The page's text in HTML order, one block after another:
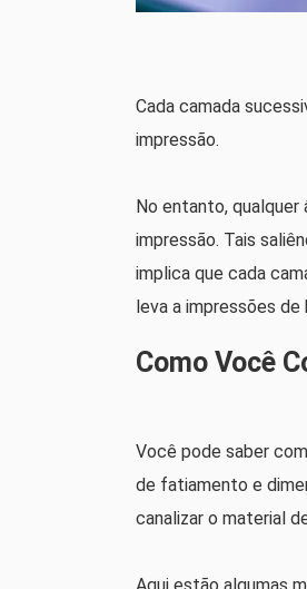
Cada camada
impressão.
No entanto, qualquer
impressão. Tais
implica que cada
leva a impressões
Como Você
Você pode saber
de fatiamento e
canalizar o material